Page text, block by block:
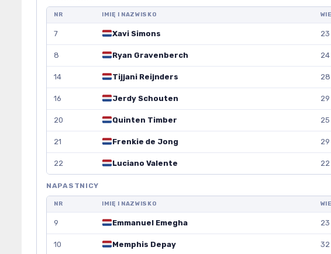
NR IMIĘ I NAZWISKO
7 Xavi Simons 23
8 Ryan Gravenberch 24
14 Tijjani Reijnders 28
16 Jerdy Schouten 29
20 Quinten Timber 25
21 Frenkie de Jong 29
22 Luciano Valente 22
NAPASTNICY
NR IMIĘ I NAZWISKO
9 Emmanuel Emegha 23
10 Memphis Depay 32